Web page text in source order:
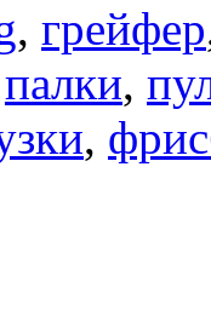
, грейфер
палки,
,